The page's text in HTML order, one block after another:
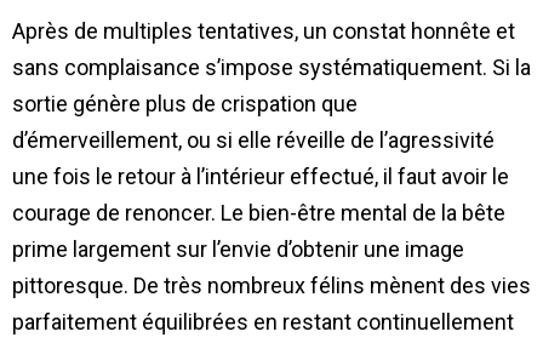
Après de multiples tentatives, un constat honnête et
sans complaisance s’impose systématiquement. Si la
sortie génère plus de crispation que
d’émerveillement, ou si elle réveille de l’agressivité
une fois le retour à l’intérieur effectué, il faut avoir le
courage de renoncer. Le bien-être mental de la bête
prime largement sur l’envie d’obtenir une image
pittoresque. De très nombreux félins mènent des vies
parfaitement équilibrées en restant continuellement